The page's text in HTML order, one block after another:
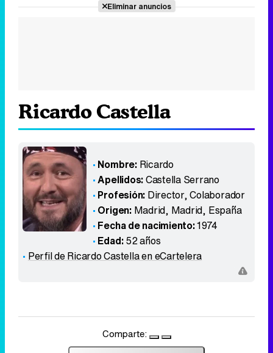
Eliminar anuncios
Ricardo Castella
Nombre: Ricardo
Apellidos:Castella Serrano
Profesión: Director, Colaborador
Origen: Madrid, Madrid, España
Fecha de nacimiento:1974
Edad:52 años
Perfil de Ricardo Castella en eCartelera
Comparte: